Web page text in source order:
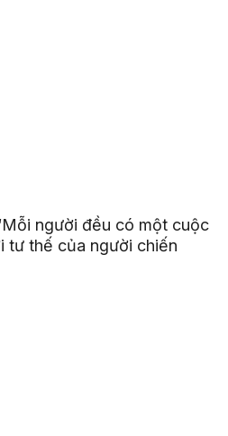
người đều có một cuộc
tư thế của người chiến